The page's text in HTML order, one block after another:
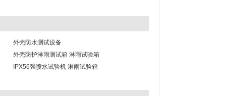
外壳防水测试设备
外壳防护淋雨测试箱 淋雨试验箱
IPX56强喷水试验机 淋雨试验箱